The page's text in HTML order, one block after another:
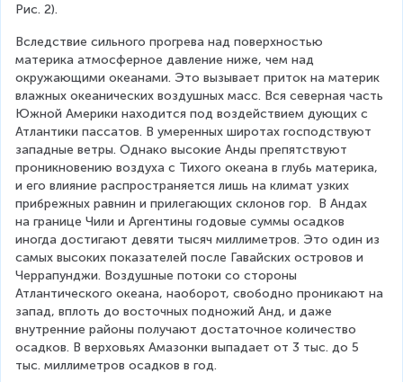
Рис. 2).
Вследствие сильного прогрева над поверхностью
материка атмосферное давление ниже, чем над
окружающими океанами. Это вызывает приток на материк
влажных океанических воздушных масс. Вся северная часть
Южной Америки находится под воздействием дующих с
Атлантики пассатов. В умеренных широтах господствуют
западные ветры. Однако высокие Анды препятствуют
проникновению воздуха с Тихого океана в глубь материка,
и его влияние распространяется лишь на климат узких
прибрежных равнин и прилегающих склонов гор.  В Андах
на границе Чили и Аргентины годовые суммы осадков
иногда достигают девяти тысяч миллиметров. Это один из
самых высоких показателей после Гавайских островов и
Черрапунджи. Воздушные потоки со стороны
Атлантического океана, наоборот, свободно проникают на
запад, вплоть до восточных подножий Анд, и даже
внутренние районы получают достаточное количество
осадков. В верховьях Амазонки выпадает от 3 тыс. до 5
тыс. миллиметров осадков в год.